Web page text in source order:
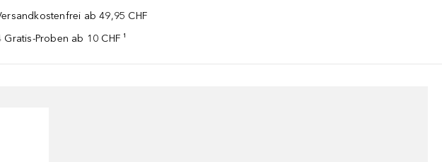
ab 49,95 CHF
Gratis-Proben ab 10 CHF ¹